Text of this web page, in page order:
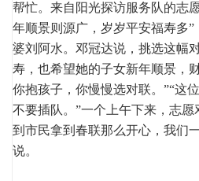
帮忙。来自阳光探访服务队的志
年顺景则源广，岁岁平安福寿多”
婆刘阿水。邓冠达说，挑选这幅
寿，也希望她的子女新年顺景，
你抱孩子，你慢慢选对联。”“这
不要插队。”一个上午下来，志
到市民拿到春联那么开心，我们
说。